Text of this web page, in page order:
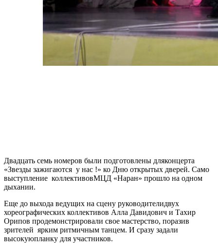
Двадцать семь номеров были подготовлены дляконцерта
«Звезды зажигаются у нас !» ко Дню открытых дверей. Само
выступление коллективовМЦД «Наран» прошло на одном
дыхании.
Еще до выхода ведущих на сцену руководителидвух
хореографических коллективов Алла Давидович и Тахир
Орипов продемонстрировали свое мастерство, поразив
зрителей ярким ритмичным танцем. И сразу задали
высокуюпланку для участников.